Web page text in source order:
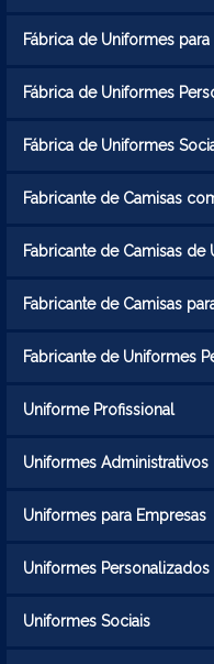
Fábrica de Uniformes
Fábrica de Uniformes
Fábrica de Uniformes
Fabricante de Camisas
Fabricante de Camisas de
Fabricante de Camisas
Fabricante de Uniformes
Uniforme Profissional
Uniformes Administrativos
Uniformes para Empresas
Uniformes Personalizados
Uniformes Sociais